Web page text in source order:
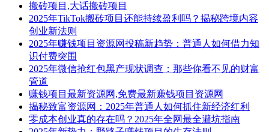
搬砖项目,大话搬砖项目
2025年TikTok搬砖项目还能持续盈利吗？揭秘跨境内容
创业新法则
2025年赚钱项目资源网投稿新趋势：普通人如何借力知
识付费突围
2025年微信抢红包黑产现状调查：那些你看不见的财富
管道
赚钱项目最新资源网,免费最新赚钱项目资源网
揭秘致富资源网：2025年普通人如何抓住新经济红利
零成本创业真的存在吗？2025年全网最全避坑指南